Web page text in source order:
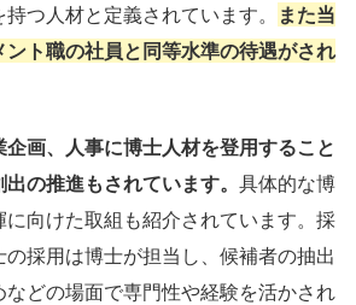
つ人材と定義されています。
また当
ト職の社員と同等水準の待遇がされ
企画、人事に博士人材を登用すること
の推進もされています。 具体的な博
向けた取組も紹介されています。採
の採用は博士が担当し、候補者の抽出
どの場面で専門性や経験を活かされ